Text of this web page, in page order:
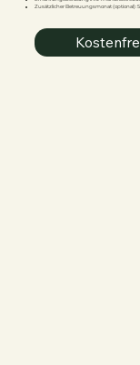
Zusätzlicher Betreuungsmonat (optional):